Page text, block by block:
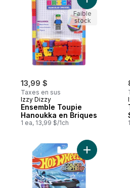
13,99 $
Taxes en sus
Izzy Dizzy
Ensemble Toupie
Hanoukka en Briques
1 ea, 13,99 $/1ch
Ajouter
Faible
stock
Ajouter